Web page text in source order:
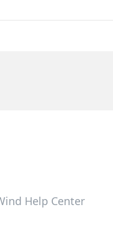
Help Center